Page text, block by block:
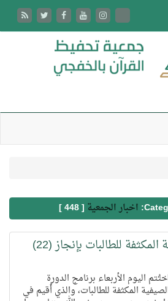
اخبار الجمعية [ 448 ]
ختام الدورة الصيفية المكثفة للطالبات بإنجاز (22)
اليوم الأربعاء برنامج الدورة
المكثفة للطالبات، والذي أُقيم في